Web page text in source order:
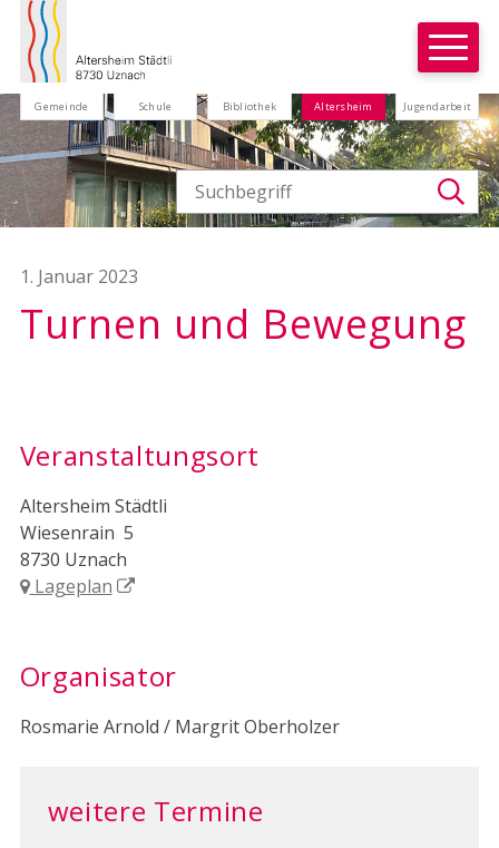
Navigieren in Uznach
Schnellnavigation
Weitere Auftritte
Gemeinde Schule Bibliothek Altersheim Jugendarbeit
Suchbegriff
Turnen und Bewegung
1. Januar 2023
Veranstaltungsort
Altersheim Städtli
Wiesenrain 5
8730 Uznach
Lageplan
Organisator
Rosmarie Arnold / Margrit Oberholzer
weitere Termine